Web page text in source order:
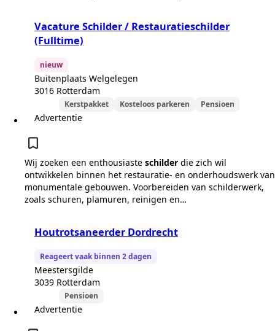
Vacature Schilder / Restauratieschilder
(Fulltime)
nieuw
Buitenplaats Welgelegen
3016 Rotterdam
Kerstpakket Kosteloos parkeren Pensioen
Advertentie
Wij zoeken een enthousiaste schilder die zich wil
ontwikkelen binnen het restauratie- en onderhoudswerk van
monumentale gebouwen. Voorbereiden van schilderwerk,
zoals schuren, plamuren, reinigen en…
Houtrotsaneerder Dordrecht
Reageert vaak binnen 2 dagen
Meestersgilde
3039 Rotterdam
Pensioen
Advertentie